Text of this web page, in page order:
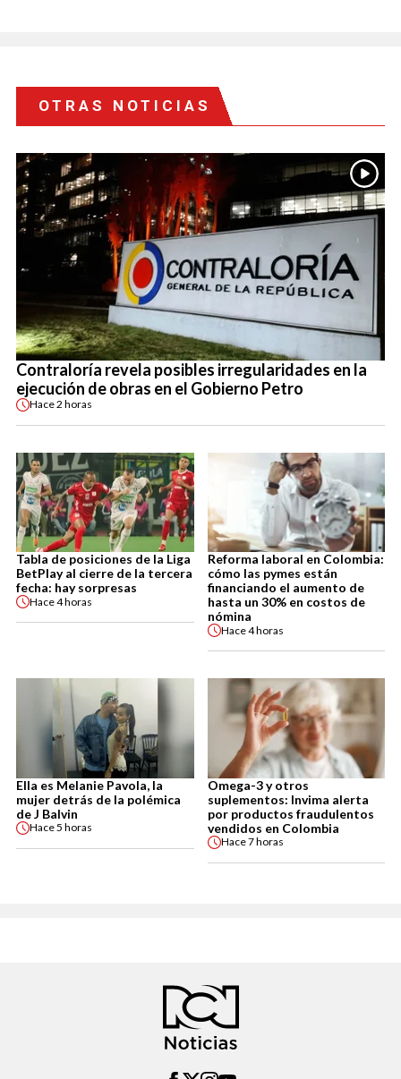
OTRAS NOTICIAS
Contraloría revela posibles irregularidades en la
ejecución de obras en el Gobierno Petro
Hace2 horas
Tabla de posiciones de la Liga
BetPlay al cierre de la tercera
fecha: hay sorpresas
Hace4 horas
Reforma laboral en Colombia:
cómo las pymes están
financiando el aumento de
hasta un 30% en costos de
nómina
Hace4 horas
Ella es Melanie Pavola, la
mujer detrás de la polémica
de J Balvin
Hace5 horas
Omega-3 y otros
suplementos: Invima alerta
por productos fraudulentos
vendidos en Colombia
Hace7 horas